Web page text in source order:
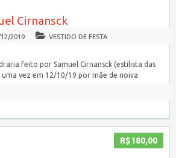
Cirnansck
2019 VESTIDO DE FESTA
feito por Samuel Cirnansck (estilista das
vez em 12/10/19 por mãe de noiva
R$180,00